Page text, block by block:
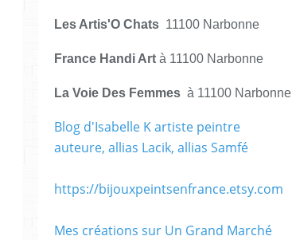
Les Artis'O Chats 11100 Narbonne
France Handi Art à 11100 Narbonne
La Voie Des Femmes à 11100 Narbonne
Blog d'Isabelle K artiste peintre
auteure, allias Lacik, allias Samfé
https://bijouxpeintsenfrance.etsy.com
Mes créations sur Un Grand Marché